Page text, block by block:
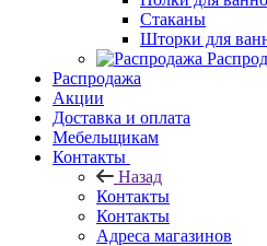
Стаканы
Шторки для
Распродажа
Акции
Доставка и оплата
Мебельщикам
Контакты
Назад
Контакты
Контакты
Адреса магазинов